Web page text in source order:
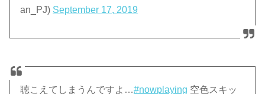
an_PJ) September 17, 2019
聴こえてしまうんですよ…#nowplaying 空色スキッ